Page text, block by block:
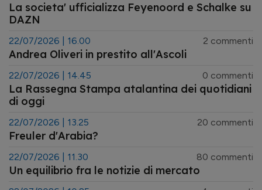
La societa' ufficializza Feyenoord e Schalke su
DAZN
22/07/2026 | 16.00 2 commenti
Andrea Oliveri in prestito all'Ascoli
22/07/2026 | 14.45 0 commenti
La Rassegna Stampa atalantina dei quotidiani
di oggi
22/07/2026 | 13.25 20 commenti
Freuler d'Arabia?
22/07/2026 | 11.30 80 commenti
Un equilibrio fra le notizie di mercato